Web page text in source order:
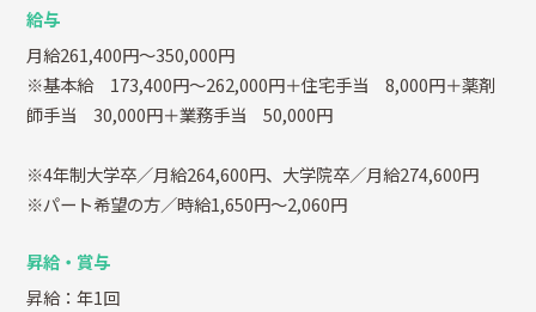
給与
月給261,400円～350,000円
※基本給 173,400円～262,000円＋住宅手当 8,000円＋薬剤
師手当 30,000円＋業務手当 50,000円
※4年制大学卒／月給264,600円、大学院卒／月給274,600円
※パート希望の方／時給1,650円～2,060円
昇給・賞与
昇給：年1回